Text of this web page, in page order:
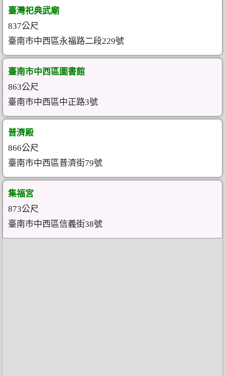
臺灣祀典武廟
837公尺
臺南市中西區永福路二段229號
臺南市中西區圖書館
863公尺
臺南市中西區中正路3號
普濟殿
866公尺
臺南市中西區普濟街79號
集福宮
873公尺
臺南市中西區信義街38號